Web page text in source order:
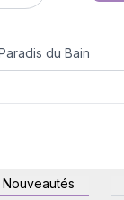
du Bain
Nouveautés